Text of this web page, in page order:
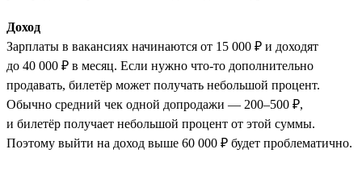
Доход
Зарплаты в вакансиях начинаются от 15 000 ₽ и доходят
до 40 000 ₽ в месяц. Если нужно что-то дополнительно
продавать, билетёр может получать небольшой процент.
Обычно средний чек одной допродажи — 200–500 ₽,
и билетёр получает небольшой процент от этой суммы.
Поэтому выйти на доход выше 60 000 ₽ будет проблематично.